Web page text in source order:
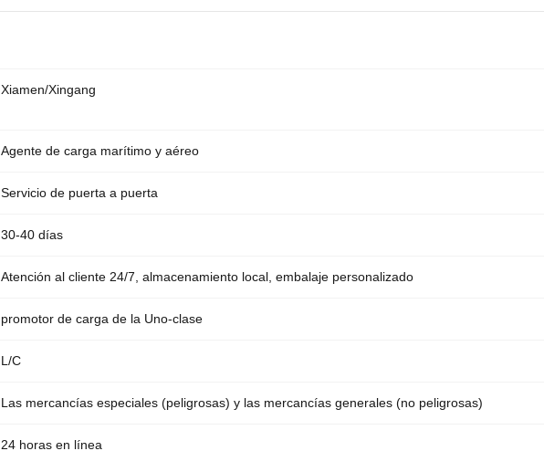
Xiamen/Xingang
Agente de carga marítimo y aéreo
Servicio de puerta a puerta
30-40 días
Atención al cliente 24/7, almacenamiento local, embalaje personalizado
promotor de carga de la Uno-clase
L/C
Las mercancías especiales (peligrosas) y las mercancías generales (no peligrosas)
24 horas en línea